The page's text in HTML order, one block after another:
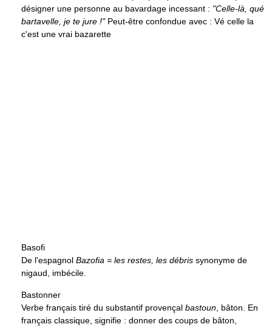
désigner une personne au bavardage incessant : "Celle-là, qué
bartavelle, je te jure !"Peut-être confondue avec : Vé celle la
c'est une vrai bazarette
Basofi
De l'espagnol Bazofia = les restes, les débris synonyme de
nigaud, imbécile.
Bastonner
Verbe français tiré du substantif provençal bastoun , bâton. En
français classique, signifie : donner des coups de bâton,